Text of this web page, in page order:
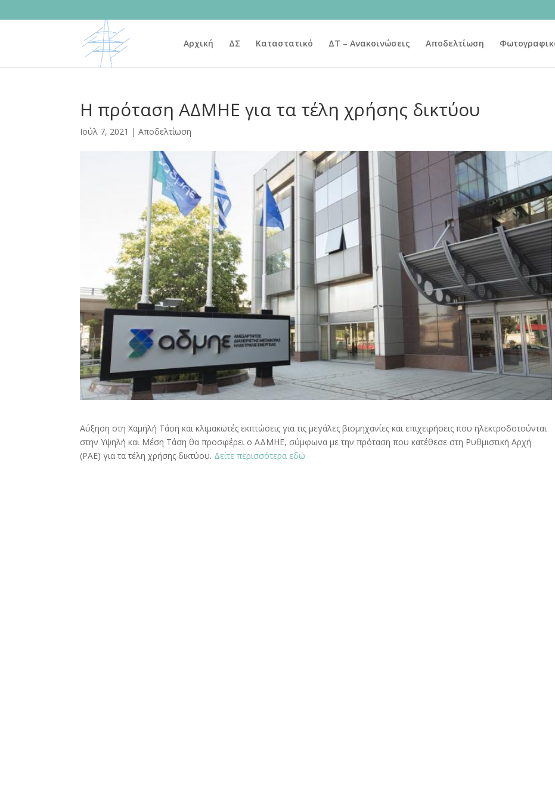
Αρχική ΔΣ Καταστατικό ΔΤ – Ανακοινώσεις Αποδελτίωση
Η πρόταση ΑΔΜΗΕ για τα τέλη χρήσης δικτύου
Ιούλ 7, 2021 |Αποδελτίωση
Αύξηση στη Χαμηλή Τάση και κλιμακωτές εκπτώσεις για τις μεγάλες βιομηχανίες και επιχειρήσεις που ηλεκτροδοτούνται
στην Υψηλή και Μέση Τάση θα προσφέρει ο ΑΔΜΗΕ, σύμφωνα με την πρόταση που κατέθεσε στη Ρυθμιστική Αρχή
(ΡΑΕ) για τα τέλη χρήσης δικτύου. Δείτε περισσότερα εδώ